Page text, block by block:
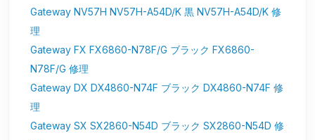
Gateway NV57H NV57H-A54D/K 黒 NV57H-A54D/K 修
理
Gateway FX FX6860-N78F/G ブラック FX6860-
N78F/G 修理
Gateway DX DX4860-N74F ブラック DX4860-N74F 修
理
Gateway SX SX2860-N54D ブラック SX2860-N54D 修